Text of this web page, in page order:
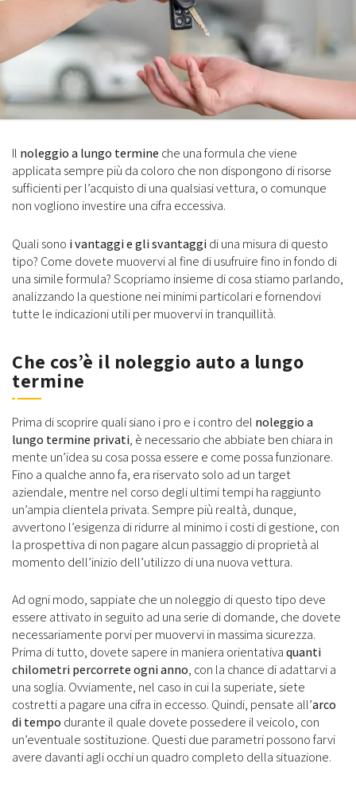
Il noleggio a lungo termineche una formula che viene
applicata sempre più da coloro che non dispongono di risorse
sufficienti per l’acquisto di una qualsiasi vettura, o comunque
non vogliono investire una cifra eccessiva.
Quali sono i vantaggi e gli svantaggidi una misura di questo
tipo? Come dovete muovervi al fine di usufruire fino in fondo di
una simile formula? Scopriamo insieme di cosa stiamo parlando,
analizzando la questione nei minimi particolari e fornendovi
tutte le indicazioni utili per muovervi in tranquillità.
Che cos’è il noleggio auto a lungo
termine
Prima di scoprire quali siano i pro e i contro del noleggio a
lungo termine privati, è necessario che abbiate ben chiara in
mente un’idea su cosa possa essere e come possa funzionare.
Fino a qualche anno fa, era riservato solo ad un target
aziendale, mentre nel corso degli ultimi tempi ha raggiunto
un’ampia clientela privata. Sempre più realtà, dunque,
avvertono l’esigenza di ridurre al minimo i costi di gestione, con
la prospettiva di non pagare alcun passaggio di proprietà al
momento dell’inizio dell’utilizzo di una nuova vettura.
Ad ogni modo, sappiate che un noleggio di questo tipo deve
essere attivato in seguito ad una serie di domande, che dovete
necessariamente porvi per muovervi in massima sicurezza.
Prima di tutto, dovete sapere in maniera orientativaquanti
chilometri percorrete ogni anno, con la chance di adattarvi a
una soglia. Ovviamente, nel caso in cui la superiate, siete
costretti a pagare una cifra in eccesso. Quindi, pensate all’arco
di tempo durante il quale dovete possedere il veicolo, con
un’eventuale sostituzione. Questi due parametri possono farvi
avere davanti agli occhi un quadro completo della situazione.